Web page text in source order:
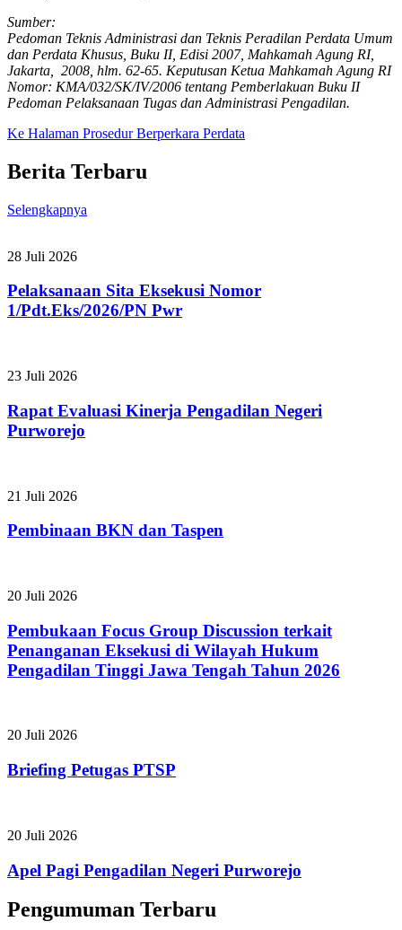
Sumber:
Pedoman Teknis Administrasi dan Teknis Peradilan Perdata Umum
dan Perdata Khusus, Buku II, Edisi 2007, Mahkamah Agung RI,
Jakarta, 2008, hlm. 62-65. Keputusan Ketua Mahkamah Agung RI
Nomor: KMA/032/SK/IV/2006 tentang Pemberlakuan Buku II
Pedoman Pelaksanaan Tugas dan Administrasi Pengadilan.
Ke Halaman Prosedur Berperkara Perdata
Berita Terbaru
Selengkapnya
28 Juli 2026
Pelaksanaan Sita Eksekusi Nomor
1/Pdt.Eks/2026/PN Pwr
23 Juli 2026
Rapat Evaluasi Kinerja Pengadilan Negeri
Purworejo
21 Juli 2026
Pembinaan BKN dan Taspen
20 Juli 2026
Pembukaan Focus Group Discussion terkait
Penanganan Eksekusi di Wilayah Hukum
Pengadilan Tinggi Jawa Tengah Tahun 2026
20 Juli 2026
Briefing Petugas PTSP
20 Juli 2026
Apel Pagi Pengadilan Negeri Purworejo
Pengumuman Terbaru